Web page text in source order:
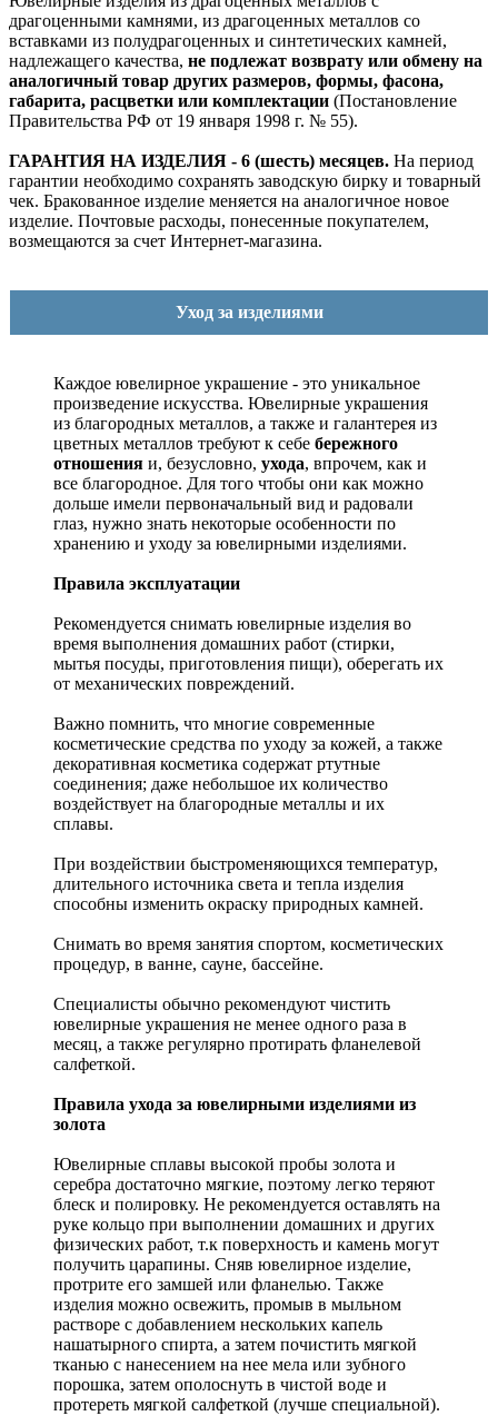
драгоценными камнями, из драгоценных металлов со
вставками из полудрагоценных и синтетических камней,
надлежащего качества, не подлежат возврату или обмену на
аналогичный товар других размеров, формы, фасона,
габарита, расцветки или комплектации (Постановление
Правительства РФ от 19 января 1998 г. № 55).
ГАРАНТИЯ НА ИЗДЕЛИЯ - 6 (шесть) месяцев. На период
гарантии необходимо сохранять заводскую бирку и товарный
чек. Бракованное изделие меняется на аналогичное новое
изделие. Почтовые расходы, понесенные покупателем,
возмещаются за счет Интернет-магазина.
Уход за изделиями
Каждое ювелирное украшение - это уникальное
произведение искусства. Ювелирные украшения
из благородных металлов, а также и галантерея из
цветных металлов требуют к себе бережного
отношения и, безусловно, ухода, впрочем, как и
все благородное. Для того чтобы они как можно
дольше имели первоначальный вид и радовали
глаз, нужно знать некоторые особенности по
хранению и уходу за ювелирными изделиями.
Правила эксплуатации
Рекомендуется снимать ювелирные изделия во
время выполнения домашних работ (стирки,
мытья посуды, приготовления пищи), оберегать их
от механических повреждений.
Важно помнить, что многие современные
косметические средства по уходу за кожей, а также
декоративная косметика содержат ртутные
соединения; даже небольшое их количество
воздействует на благородные металлы и их
сплавы.
При воздействии быстроменяющихся температур,
длительного источника света и тепла изделия
способны изменить окраску природных камней.
Снимать во время занятия спортом, косметических
процедур, в ванне, сауне, бассейне.
Специалисты обычно рекомендуют чистить
ювелирные украшения не менее одного раза в
месяц, а также регулярно протирать фланелевой
салфеткой.
Правила ухода за ювелирными изделиями из
золота
Ювелирные сплавы высокой пробы золота и
серебра достаточно мягкие, поэтому легко теряют
блеск и полировку. Не рекомендуется оставлять на
руке кольцо при выполнении домашних и других
физических работ, т.к поверхность и камень могут
получить царапины. Сняв ювелирное изделие,
протрите его замшей или фланелью. Также
изделия можно освежить, промыв в мыльном
растворе с добавлением нескольких капель
нашатырного спирта, а затем почистить мягкой
тканью с нанесением на нее мела или зубного
порошка, затем ополоснуть в чистой воде и
протереть мягкой салфеткой (лучше специальной).